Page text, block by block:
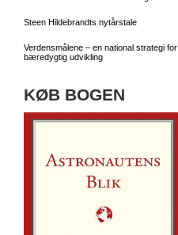
Steen Hildebrandts nytårstale
Verdensmålene – en national strategi for
bæredygtig udvikling
KØB BOGEN